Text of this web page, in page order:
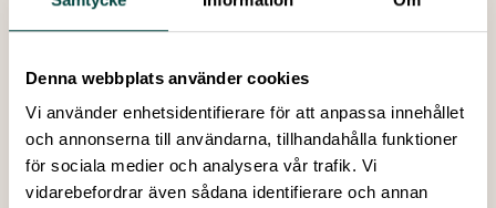
Denna webbplats använder cookies
Vi använder enhetsidentifierare för att anpassa innehållet
och annonserna till användarna, tillhandahålla funktioner
för sociala medier och analysera vår trafik. Vi
vidarebefordrar även sådana identifierare och annan